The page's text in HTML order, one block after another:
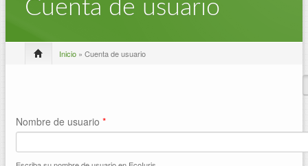
Cuenta de usuario
Inicio » Cuenta de usuario
Nombre de usuario *